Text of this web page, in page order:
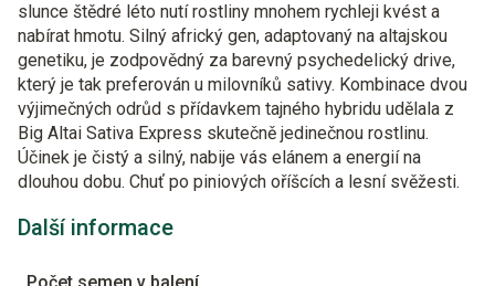
slunce štědré léto nutí rostliny mnohem rychleji kvést a
nabírat hmotu. Silný africký gen, adaptovaný na altajskou
genetiku, je zodpovědný za barevný psychedelický drive,
který je tak preferován u milovníků sativy. Kombinace dvou
výjimečných odrůd s přídavkem tajného hybridu udělala z
Big Altai Sativa Express skutečně jedinečnou rostlinu.
Účinek je čistý a silný, nabije vás elánem a energií na
dlouhou dobu. Chuť po piniových oříšcích a lesní svěžesti.
Další informace